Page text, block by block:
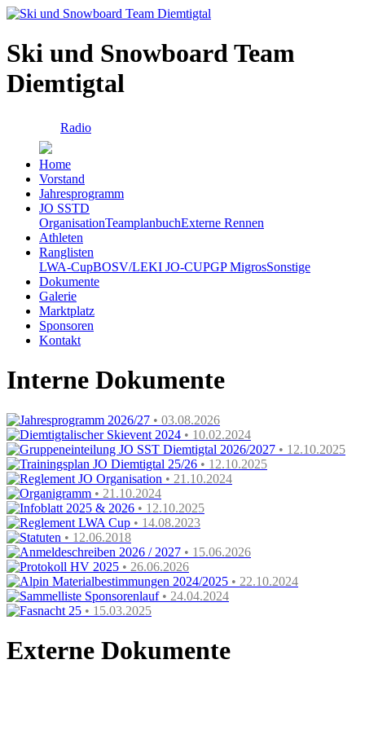
Ski und Snowboard Team
Diemtigtal
Radio
Home
Vorstand
Jahresprogramm
JO SSTD
OrganisationTeamplanbuchExterne Rennen
Athleten
Ranglisten
LWA-CupBOSV/LEKI JO-CUPGP MigrosSonstige
Dokumente
Galerie
Marktplatz
Sponsoren
Kontakt
Interne Dokumente
Jahresprogramm 2026/27 • 03.08.2026
Diemtigtalischer Skievent 2024 • 10.02.2024
Gruppeneinteilung JO SST Diemtigtal 2026/2027 • 12.10.2025
Trainingsplan JO Diemtigtal 25/26 • 12.10.2025
Reglement JO Organisation • 21.10.2024
Organigramm • 21.10.2024
Infoblatt 2025 & 2026 • 12.10.2025
Reglement LWA Cup • 14.08.2023
Statuten • 12.06.2018
Anmeldeschreiben 2026 / 2027 • 15.06.2026
Protokoll HV 2025 • 26.06.2026
Alpin Materialbestimmungen 2024/2025 • 22.10.2024
Sammelliste Sponsorenlauf • 24.04.2024
Fasnacht 25 • 15.03.2025
Externe Dokumente